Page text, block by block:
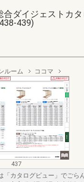
合ダイジェストカタ
439)
ルーム ココマ
437
「カタログビュー」でごら